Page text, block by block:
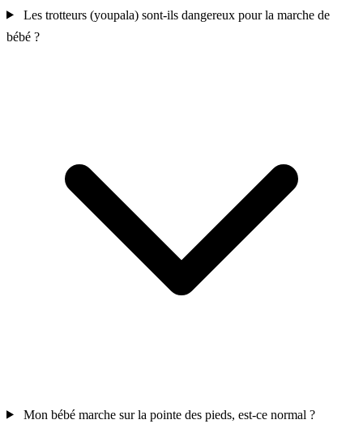
Les trotteurs (youpala) sont-ils dangereux pour la marche de
bébé ?
Mon bébé marche sur la pointe des pieds, est-ce normal ?